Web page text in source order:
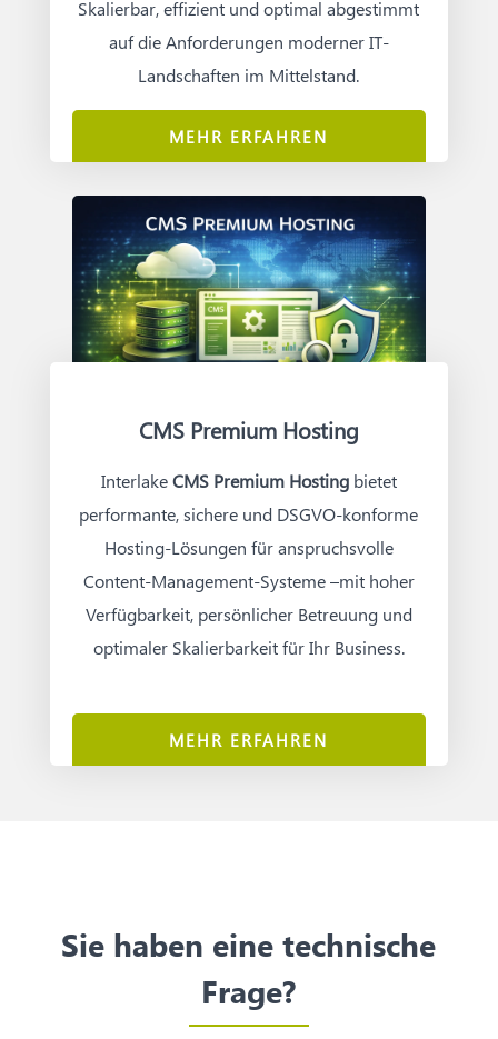
Skalierbar, effizient und optimal abgestimmt
auf die Anforderungen moderner IT-
Landschaften im Mittelstand.
MEHR ERFAHREN
CMS Premium Hosting
InterlakeCMS Premium Hostingbietet
performante, sichere und DSGVO-konforme
Hosting-Lösungen für anspruchsvolle
Content-Management-Systeme –mit hoher
Verfügbarkeit, persönlicher Betreuung und
optimaler Skalierbarkeit für Ihr Business.
MEHR ERFAHREN
Sie haben eine technische
Frage?